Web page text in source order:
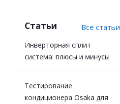
Статьи Все статьи
Инверторная сплит
система: плюсы и минусы
Тестирование
кондиционера Osaka для